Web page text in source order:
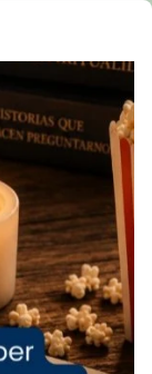
2026-
viaje-